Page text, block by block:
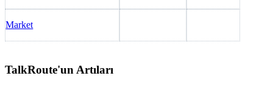
Market
TalkRoute'un Artıları